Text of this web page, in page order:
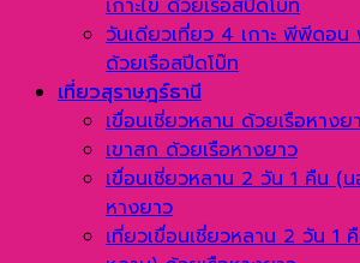
เกาะไข่ ด้วยเรือสปีดโบ๊ท
วันเดียวเที่ยว 4 เกาะ พีพีดอน
ด้วยเรือสปีดโบ๊ท
เที่ยวสุราษฎร์ธานี
เขื่อนเชี่ยวหลาน ด้วยเรือหางย
เขาสก ด้วยเรือหางยาว
เขื่อนเชี่ยวหลาน 2 วัน 1 คืน (
หางยาว
เที่ยวเขื่อนเชี่ยวหลาน 2 วัน 1